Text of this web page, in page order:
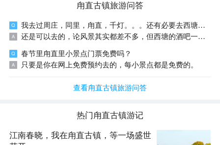
甪直古镇旅游问答
我去过周庄，同里，甪直，千灯。。。还有必要去西塘吗？
还是可以去的，论风景其实都差不多，但西塘的酒吧一条街真的好嗨，在哪里是别的古镇找不到这么刺激的。
春节里甪直里小景点门票免费吗？
只要是你在网上免费预约去的，每小景点都是免费的。
查看甪直古镇旅游问答
热门 甪直古镇游记
江南春晓，我在甪直古镇，等一场盛世